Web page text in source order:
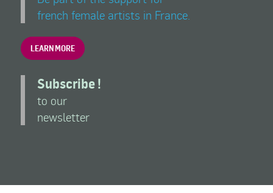
french female artists in France.
LEARN MORE
Subscribe !
to our
newsletter